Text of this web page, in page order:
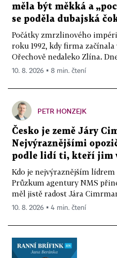
měla být měkká a
se poděla dubajská
Počátky zmrzlinového
roku 1992, kdy firma
Ořechově nedaleko Zlína.
10. 8. 2026 ▪ 8 min. čtení
PETR HONZEJK
Česko je země Járy
Nejvýraznějšími
podle lidí ti, kteří jim
Kdo je nejvýraznějším lídrem
Průzkum agentury NMS
měl jistě radost Jára
10. 8. 2026 ▪ 4 min. čtení